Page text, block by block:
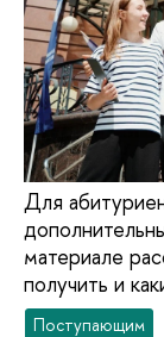
Для
материале
получить и
Поступающим